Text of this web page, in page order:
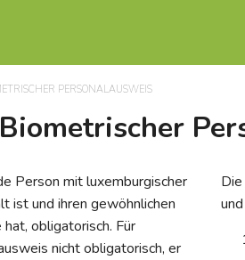
PERSONALAUSWEIS
Biometrischer
Person mit luxemburgischer
ist und ihren gewöhnlichen
obligatorisch. Für
nicht obligatorisch, er